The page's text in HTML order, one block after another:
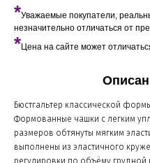
*Уважаемые покупатели,
незначительно отличаться от
*Цена на сайте может
Бюстгальтер классической
Формованные чашки с легким
размеров обтянуты мягким
выполнены из эластичного
регулировки по объёму